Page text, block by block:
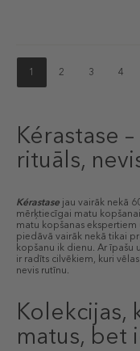
1 2 3 4
Kérastase
rituāls,
Kérastase jau vairāk nekā
mērķtiecīgai matu
matu kopšanas
piedāvā vairāk nekā tikai
kopšanu ik dienu. Ar īpašu
ir radīts cilvēkiem, kuri
nevis rutīnu.
Kolekcijas,
matus, bet